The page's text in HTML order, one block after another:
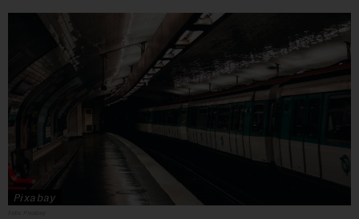
Pixabay